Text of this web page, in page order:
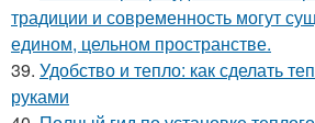
традиции и современность могут
едином, цельном пространстве.
39. Удобство и тепло: как сделать
руками